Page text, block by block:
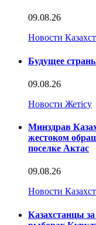
09.08.26
Новости
Будущее
09.08.26
Новости Жетісу
Минздрав
жестоком
поселке Актас
09.08.26
Новости
Казахстанцы